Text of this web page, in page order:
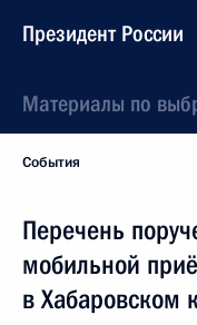
Президент России
Материалы по
События
Перечень
мобильной
в Хабаровском